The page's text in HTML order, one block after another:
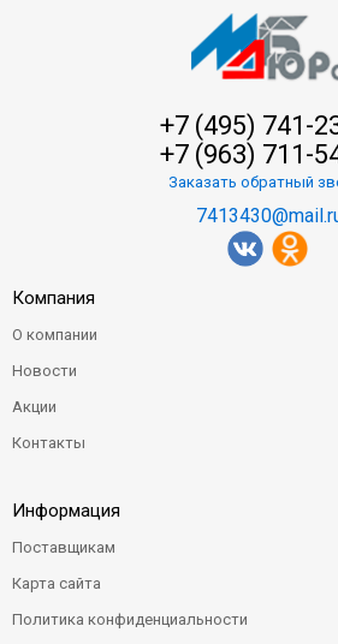
+7 (495) 741-
+7 (963) 711-
Заказать обратный
Компания
О компании
Новости
Акции
Контакты
Информация
Поставщикам
Карта сайта
Политика конфиденциальности